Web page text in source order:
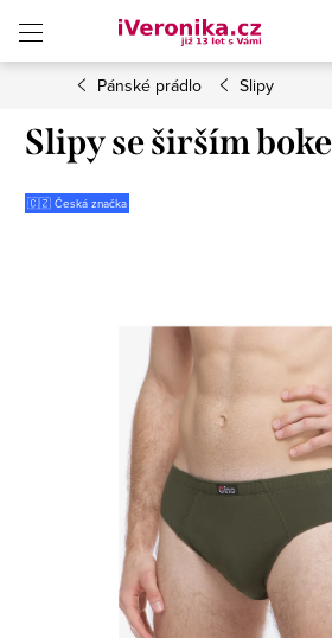
obsah
Pánské prádlo Slipy
Slipy se širším
🇨🇿 Česká značka